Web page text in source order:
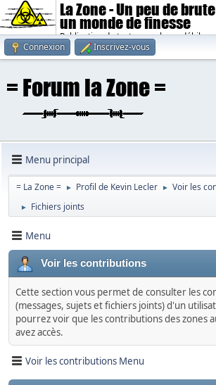
La Zone - Un peu de
un monde de finesse
Publication de textes sombres, débiles,
Connexion
Inscrivez-vous
Menu principal
= La Zone = ► Profil de Kevin Lecler ► Voir les
► Fichiers joints
Menu
Voir les contributions
Cette section vous permet de consulter les
(messages, sujets et fichiers joints) d'un
pourrez voir que les contributions des zones
avez accès.
Voir les contributions Menu